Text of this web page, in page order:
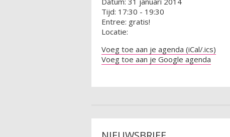
Tijd: 17:30 - 19:30
Entree: gratis!
Locatie:
Voeg toe aan je agenda (iCal/.ics)
Voeg toe aan je Google agenda